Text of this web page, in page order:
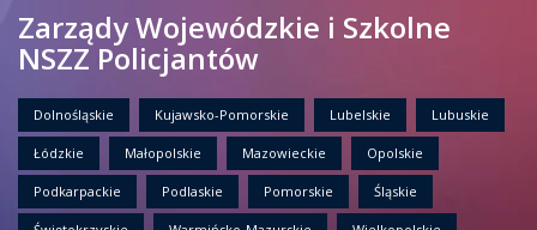
Zarządy Wojewódzkie i Szkolne
NSZZ Policjantów
Dolnośląskie Kujawsko-Pomorskie Lubelskie Lubuskie
Łódzkie Małopolskie Mazowieckie Opolskie
Podkarpackie Podlaskie Pomorskie Śląskie